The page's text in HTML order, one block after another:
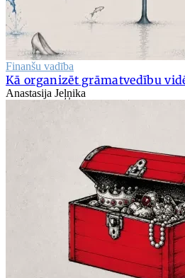
Finanšu vadība
Kā organizēt grāmatvedību
Anastasija Jeļņika